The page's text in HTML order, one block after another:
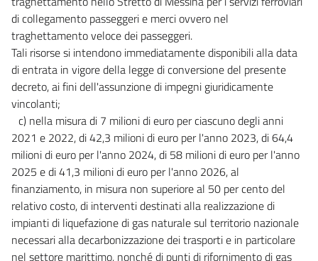
di collegamento passeggeri e merci ovvero nel
traghettamento veloce dei passeggeri.
Tali risorse si intendono immediatamente disponibili alla data
di entrata in vigore della legge di conversione del presente
decreto, ai fini dell'assunzione di impegni giuridicamente
vincolanti;
c) nella misura di 7 milioni di euro per ciascuno degli anni
2021 e 2022, di 42,3 milioni di euro per l'anno 2023, di 64,4
milioni di euro per l'anno 2024, di 58 milioni di euro per l'anno
2025 e di 41,3 milioni di euro per l'anno 2026, al
finanziamento, in misura non superiore al 50 per cento del
relativo costo, di interventi destinati alla realizzazione di
impianti di liquefazione di gas naturale sul territorio nazionale
necessari alla decarbonizzazione dei trasporti e in particolare
nel settore marittimo, nonché di punti di rifornimento di gas